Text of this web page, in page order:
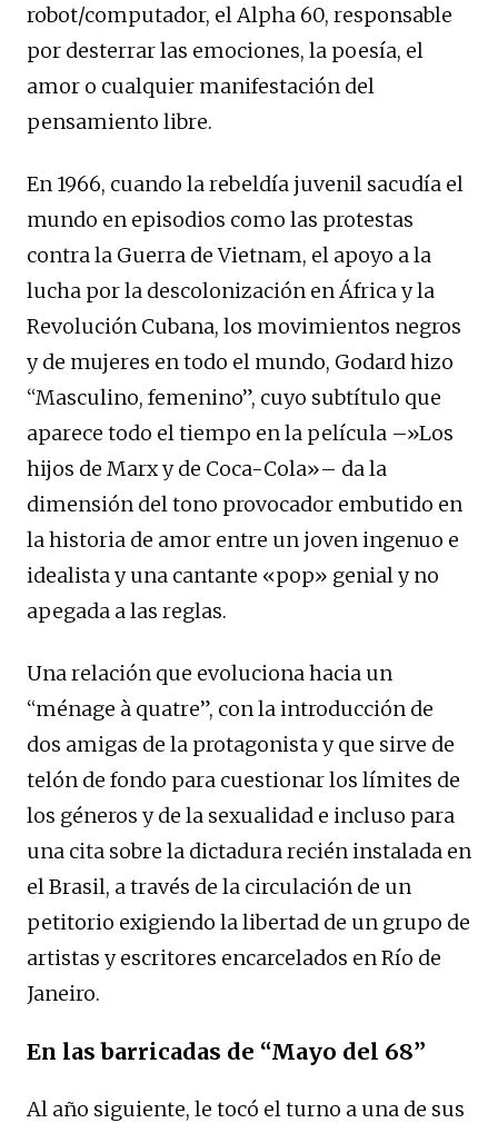
robot/computador, el Alpha 60, responsable
por desterrar las emociones, la poesía, el
amor o cualquier manifestación del
pensamiento libre.
En 1966, cuando la rebeldía juvenil sacudía el
mundo en episodios como las protestas
contra la Guerra de Vietnam, el apoyo a la
lucha por la descolonización en África y la
Revolución Cubana, los movimientos negros
y de mujeres en todo el mundo, Godard hizo
“Masculino, femenino”, cuyo subtítulo que
aparece todo el tiempo en la película –»Los
hijos de Marx y de Coca-Cola»– da la
dimensión del tono provocador embutido en
la historia de amor entre un joven ingenuo e
idealista y una cantante «pop» genial y no
apegada a las reglas.
Una relación que evoluciona hacia un
“ménage à quatre”, con la introducción de
dos amigas de la protagonista y que sirve de
telón de fondo para cuestionar los límites de
los géneros y de la sexualidad e incluso para
una cita sobre la dictadura recién instalada en
el Brasil, a través de la circulación de un
petitorio exigiendo la libertad de un grupo de
artistas y escritores encarcelados en Río de
Janeiro.
En las barricadas de “Mayo del 68”
Al año siguiente, le tocó el turno a una de sus